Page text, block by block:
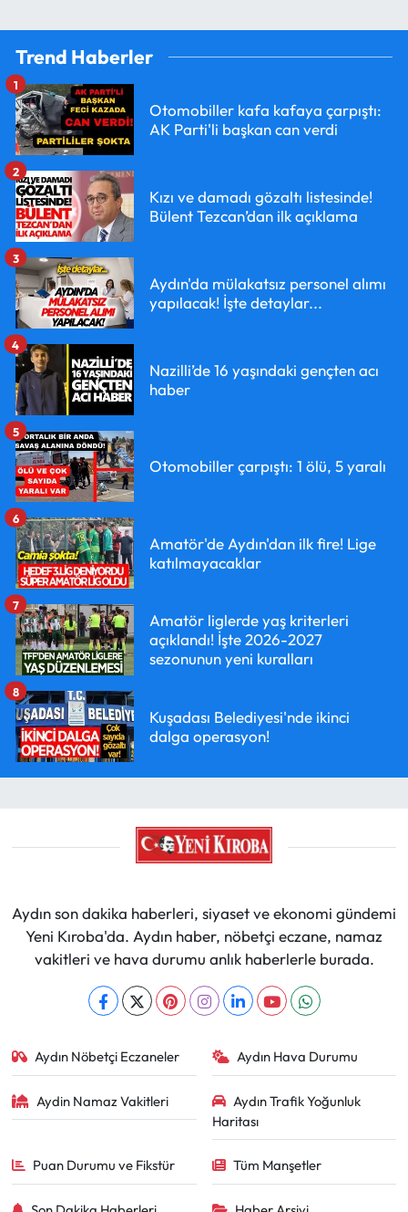
Trend Haberler
Otomobiller kafa kafaya çarpıştı:
AK Parti'li başkan can verdi
1
Kızı ve damadı gözaltı listesinde!
Bülent Tezcan’dan ilk açıklama
2
Aydın'da mülakatsız personel alımı
yapılacak! İşte detaylar...
3
Nazilli’de 16 yaşındaki gençten acı
haber
4
Otomobiller çarpıştı: 1 ölü, 5 yaralı
5
Amatör'de Aydın'dan ilk fire! Lige
katılmayacaklar
6
Amatör liglerde yaş kriterleri
açıklandı! İşte 2026-2027
sezonunun yeni kuralları
7
Kuşadası Belediyesi'nde ikinci
dalga operasyon!
8
Aydın son dakika haberleri, siyaset ve ekonomi gündemi
Yeni Kıroba'da. Aydın haber, nöbetçi eczane, namaz
vakitleri ve hava durumu anlık haberlerle burada.
Aydın Nöbetçi Eczaneler Aydın Hava Durumu
Aydin Namaz Vakitleri
Aydın Trafik Yoğunluk
Haritası
Puan Durumu ve Fikstür Tüm Manşetler